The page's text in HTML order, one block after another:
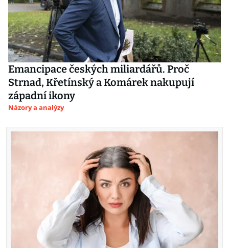
Emancipace českých miliardářů. Proč
Strnad, Křetínský a Komárek nakupují
západní ikony
Názory a analýzy